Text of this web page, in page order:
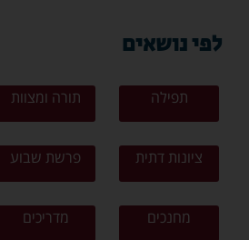
לפי נושאים
תפילה תורה ומצוות
ציונות דתית פרשת שבוע
מחנכים מדריכים